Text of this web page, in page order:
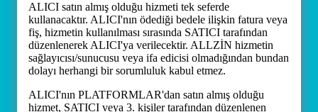
ALICI satın almış olduğu hizmeti tek seferde
kullanacaktır. ALICI'nın ödediği bedele ilişkin fatura veya
fiş, hizmetin kullanılması sırasında SATICI tarafından
düzenlenerek ALICI'ya verilecektir. ALLZİN hizmetin
sağlayıcısı/sunucusu veya ifa edicisi olmadığından bundan
dolayı herhangi bir sorumluluk kabul etmez.
ALICI'nın PLATFORMLAR'dan satın almış olduğu
hizmet, SATICI veya 3. kişiler tarafından düzenlenen